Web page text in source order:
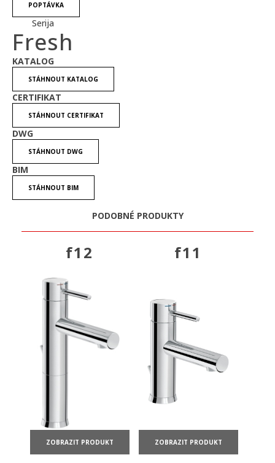
POPTÁVKA
Serija
Fresh
KATALOG
STÁHNOUT KATALOG
CERTIFIKAT
STÁHNOUT CERTIFIKAT
DWG
STÁHNOUT DWG
BIM
STÁHNOUT BIM
PODOBNÉ PRODUKTY
f12
ZOBRAZIT PRODUKT
f11
ZOBRAZIT PRODUKT